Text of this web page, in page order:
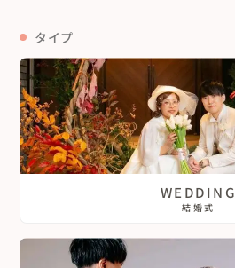
タイプ
WEDDING
結婚式